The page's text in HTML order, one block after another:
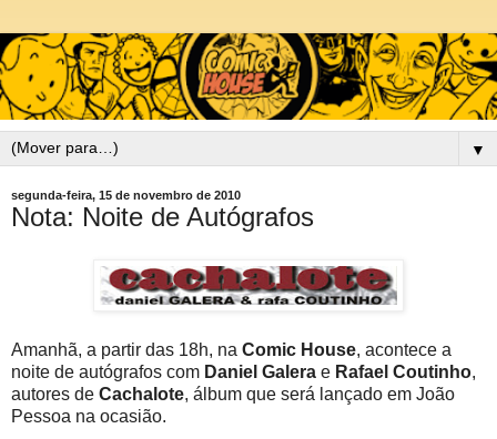
▼
segunda-feira, 15 de novembro de 2010
Nota: Noite de Autógrafos
Amanhã, a partir das 18h, na Comic House, acontece a
noite de autógrafos com Daniel Galera e Rafael Coutinho,
autores de Cachalote, álbum que será lançado em João
Pessoa na ocasião.